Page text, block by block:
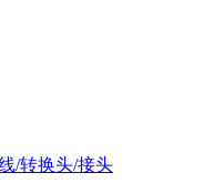
/转换头/接头